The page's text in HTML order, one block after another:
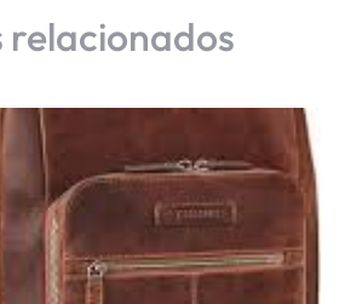
relacionados